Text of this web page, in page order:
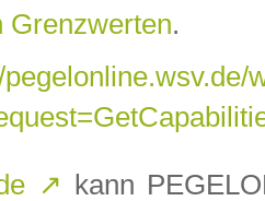
Grenzwerten.
↗ kann